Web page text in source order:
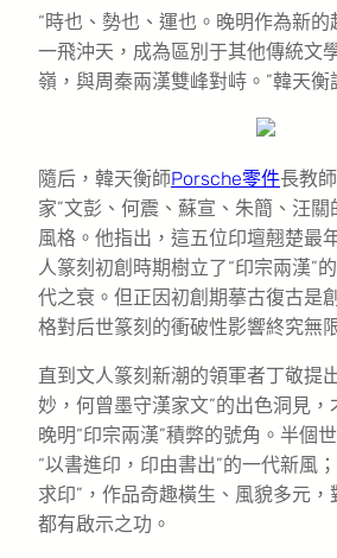
“時也、勢也、運也。晚明作為新
一飛沖天，成為區別于其他傳統文
嶺，與周秦兩漢雙峰對峙。”韓天衡
隨后，韓天衡師Porsche零件長教
家”文彭、何震、蘇宣、朱簡、汪
風格。他指出，這五位印壇翹楚最
人篆刻初創時期樹立了“印宗兩漢”
代之衰。但正因初創期摹古復古是
格對后世篆刻的衝破性影響終究無
直到文人篆刻新潮的領軍者丁敬提
妙，何曾墨守漢家文”的出色洞見
晚明“印宗兩漢”積弊的號角。半個
“以書進印，印由書出”的一代新風
求印”，作品奇趣橫生、風貌多元
都有啟示之功。